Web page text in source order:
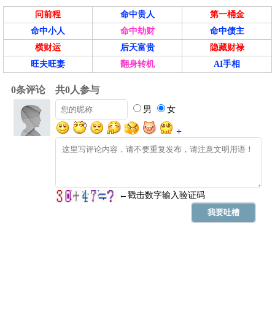
问前程 命中贵人
第一桶金
命中小人
命中劫财
命中债主
横财运
后天富贵
隐藏财禄
旺夫旺妻
翻身转机 AI手相